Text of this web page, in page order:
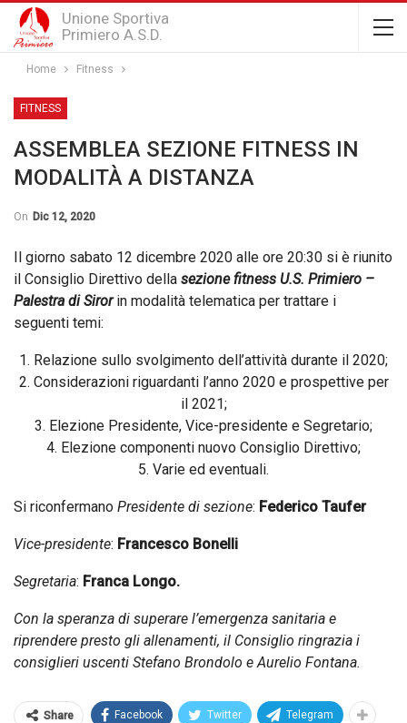
Unione Sportiva
Primiero A.S.D.
Home Fitness
FITNESS
ASSEMBLEA SEZIONE FITNESS IN
MODALITÀ A DISTANZA
On Dic 12, 2020
Il giorno sabato 12 dicembre 2020 alle ore 20:30 si è riunito
il Consiglio Direttivo della sezione fitness U.S. Primiero –
Palestra di Sirorin modalità telematica per trattare i
seguenti temi:
1. Relazione sullo svolgimento dell’attività durante il 2020;
2. Considerazioni riguardanti l’anno 2020 e prospettive per
il 2021;
3. Elezione Presidente, Vice-presidente e Segretario;
4. Elezione componenti nuovo Consiglio Direttivo;
5. Varie ed eventuali.
Si riconfermano Presidente di sezione: Federico Taufer
Vice-presidente: Francesco Bonelli
Segretaria: Franca Longo.
Con la speranza di superare l’emergenza sanitaria e
riprendere presto gli allenamenti, il Consiglio ringrazia i
consiglieri uscenti Stefano Brondolo e Aurelio Fontana.
Share Facebook Twitter Telegram